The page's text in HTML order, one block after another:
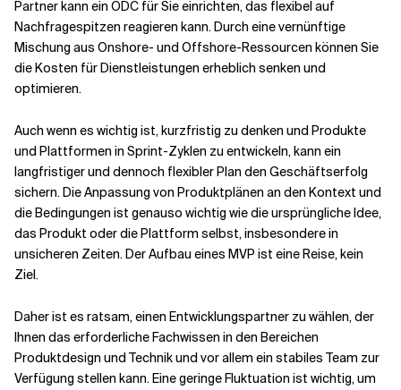
Partner kann ein ODC für Sie einrichten, das flexibel auf
Nachfragespitzen reagieren kann. Durch eine vernünftige
Mischung aus Onshore- und Offshore-Ressourcen können Sie
die Kosten für Dienstleistungen erheblich senken und
optimieren.
Auch wenn es wichtig ist, kurzfristig zu denken und Produkte
und Plattformen in Sprint-Zyklen zu entwickeln, kann ein
langfristiger und dennoch flexibler Plan den Geschäftserfolg
sichern. Die Anpassung von Produktplänen an den Kontext und
die Bedingungen ist genauso wichtig wie die ursprüngliche Idee,
das Produkt oder die Plattform selbst, insbesondere in
unsicheren Zeiten. Der Aufbau eines MVP ist eine Reise, kein
Ziel.
Daher ist es ratsam, einen Entwicklungspartner zu wählen, der
Ihnen das erforderliche Fachwissen in den Bereichen
Produktdesign und Technik und vor allem ein stabiles Team zur
Verfügung stellen kann. Eine geringe Fluktuation ist wichtig, um